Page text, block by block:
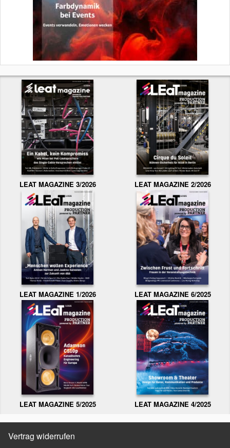
LEAT MAGAZINE 3/2026 LEAT MAGAZINE 2/2026
LEAT MAGAZINE 1/2026 LEAT MAGAZINE 6/2025
LEAT MAGAZINE 5/2025 LEAT MAGAZINE 4/2025
Vertrag widerrufen